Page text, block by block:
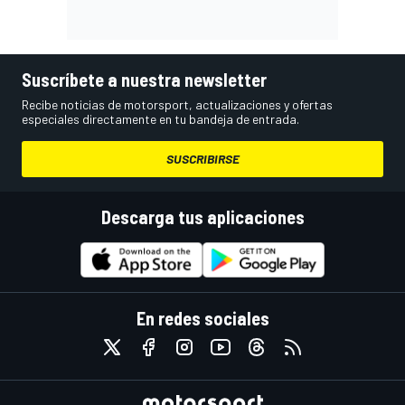
Suscríbete a nuestra newsletter
Recibe noticias de motorsport, actualizaciones y ofertas
especiales directamente en tu bandeja de entrada.
SUSCRIBIRSE
Descarga tus aplicaciones
En redes sociales